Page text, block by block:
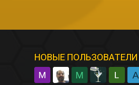
НОВЫЕ ПОЛЬЗОВАТЕЛИ
M A